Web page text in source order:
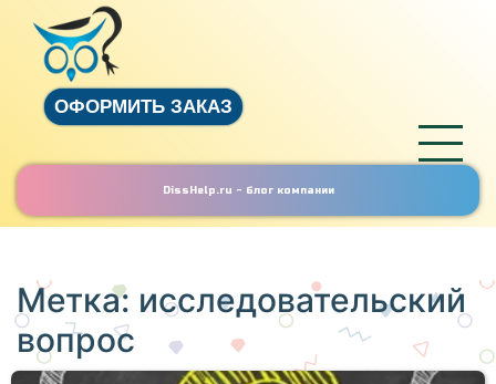
ОФОРМИТЬ ЗАКАЗ
DissHelp.ru - блог компании
Метка: исследовательский
вопрос